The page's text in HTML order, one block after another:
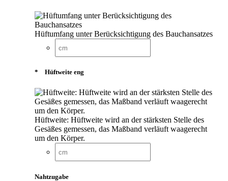
Hüftumfang unter Berücksichtigung des Bauchansatzes
* Hüftweite eng
Hüftweite: Hüftweite wird an der stärksten Stelle des
Gesäßes gemessen, das Maßband verläuft waagerecht
um den Körper.
Nahtzugabe